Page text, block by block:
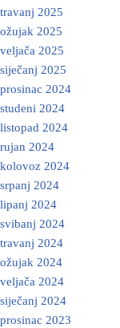
travanj 2025
ožujak 2025
veljača 2025
siječanj 2025
prosinac 2024
studeni 2024
listopad 2024
rujan 2024
kolovoz 2024
srpanj 2024
lipanj 2024
svibanj 2024
travanj 2024
ožujak 2024
veljača 2024
siječanj 2024
prosinac 2023